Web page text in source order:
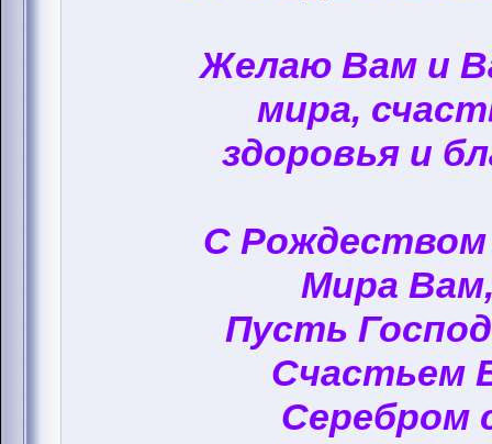
Желаю Вам и
мира,
здоровья и
С
Мира
Пусть
Счастьем
Серебром